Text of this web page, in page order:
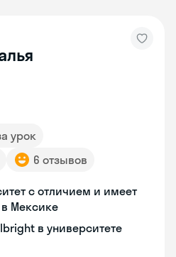
урок
6 отзывов
с отличием и имеет
Мексике
в университете